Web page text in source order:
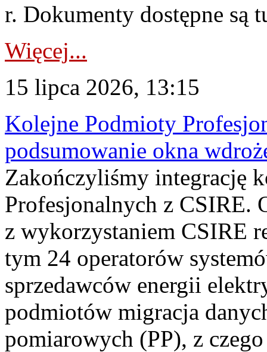
r. Dokumenty dostępne są
Więcej...
15 lipca 2026, 13:15
Kolejne Podmioty
podsumowanie okna
Zakończyliśmy integrację
Profesjonalnych z CSIRE.
z wykorzystaniem CSIRE
tym 24 operatorów
sprzedawców energii
podmiotów migracja
pomiarowych (PP), z